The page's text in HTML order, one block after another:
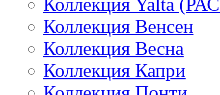
Коллекция Yalta
Коллекция Венсен
Коллекция Весна
Коллекция Капри